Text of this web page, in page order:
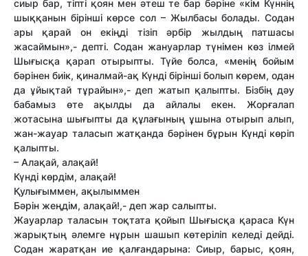
сиыр бар, тіпті қоян мен әтеш те бар бәріне «кім Күннің
шыққанын бірінші көрсе сол – Жылбасы болады. Содан
ары қарай он екіңді тізіп әрбір жылдың патшасы
жасаймын»,- депті. Содан жануарлар түнімен көз ілмей
Шығысқа қарап отырыпты. Түйе болса, «менің бойым
бәрінен биік, қиналмай-ақ Күнді бірінші болып көрем, одан
да ұйықтай тұрайын»,- деп жатып қалыпты. Бізбің дәу
бабамыз өте ақылды да айлалы екен. Жорғалап
жотасына шығыпты да құлағының ұшына отырып алып,
жан-жауар таласып жатқанда бәрінен бұрын Күнді көріп
қалыпты.
– Алақай, алақай!
Күнді көрдім, алақай!
Қулығыммен, ақылыммен
Бәрін жеңдім, алақай!,- деп жар салыпты.
Жауарлар таласын тоқтата қойып Шығысқа қараса Күн
жарықтың әлемге нұрын шашып көтеріліп келеді дейді.
Содан жаратқан ие қалғандарына: Сиыр, барыс, қоян,